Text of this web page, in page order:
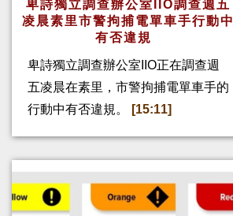
卑詩獨立調查辦公室IIO調查週五
凌晨素里市警拘捕電單車手行動中
有否違規
卑詩獨立調查辦公室IIO正在調查週
五凌晨在素里，市警拘捕電單車手的
行動中有否違規。
[15:11]